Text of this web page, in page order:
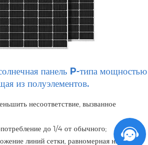
панель P-типа мощностью
из полуэлементов.
несоответствие, вызванное
до 1/4 от обычного;
линий сетки, равномерная нагрузка,